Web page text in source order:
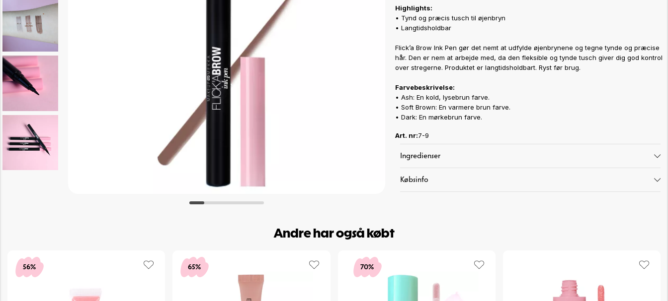
Highlights:
• Tynd og præcis tusch til øjenbryn
• Langtidsholdbar
Flick’a Brow Ink Pen gør det nemt at udfylde øjenbrynene og tegne tynde og præcise
hår. Den er nem at arbejde med, da den fleksible og tynde tusch giver dig god kontrol
over stregerne. Produktet er langtidsholdbart. Ryst før brug.
Farvebeskrivelse:
• Ash: En kold, lysebrun farve.
• Soft Brown: En varmere brun farve.
• Dark: En mørkebrun farve.
Art. nr:7-9
Ingredienser
Købsinfo
Andre har også købt
56% 65% 70%